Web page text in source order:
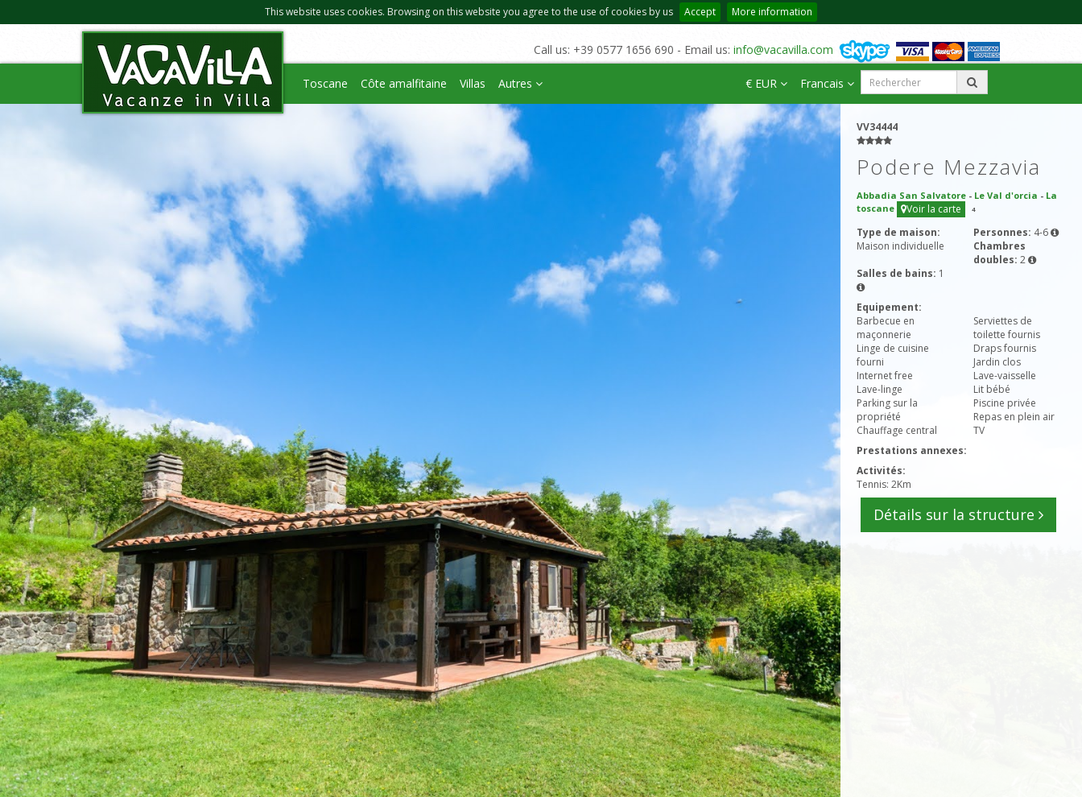
This website uses cookies. Browsing on this website you agree to the use of cookies by us Accept More information
Call us: +39 0577 1656 690 - Email us: info@vacavilla.com
Toscane Côte amalfitaine Villas Autres € EUR Francais
VV34444
Podere Mezzavia
Abbadia San Salvatore - Le Val d'orcia - La
toscane
Voir la carte 4
Type de maison:
Maison individuelle
Personnes: 4-6
Chambres
doubles: 2
Salles de bains: 1
Equipement:
Barbecue en
maçonnerie
Serviettes de
toilette fournis
Linge de cuisine
fourni
Draps fournis
Jardin clos
Internet free
Lave-vaisselle
Lave-linge
Lit bébé
Parking sur la
propriété
Piscine privée
Repas en plein air
Chauffage central
TV
Prestations annexes:
Activités:
Tennis: 2Km
Détails sur la structure